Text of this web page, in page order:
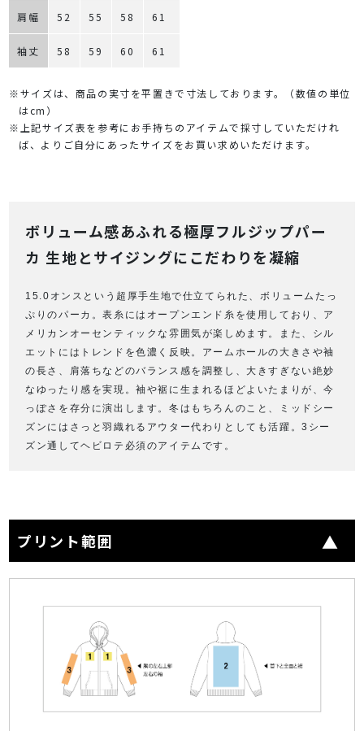
肩幅 52 55 58 61
袖丈 58 59 60 61
※サイズは、商品の実寸を平置きで寸法しております。（数値の単位
はcm）
※上記サイズ表を参考にお手持ちのアイテムで採寸していただけれ
ば、よりご自分にあったサイズをお買い求めいただけます。
ボリューム感あふれる極厚フルジップパー
カ 生地とサイジングにこだわりを凝縮
15.0オンスという超厚手生地で仕立てられた、ボリュームたっ
ぷりのパーカ。表糸にはオープンエンド糸を使用しており、ア
メリカンオーセンティックな雰囲気が楽しめます。また、シル
エットにはトレンドを色濃く反映。アームホールの大きさや袖
の長さ、肩落ちなどのバランス感を調整し、大きすぎない絶妙
なゆったり感を実現。袖や裾に生まれるほどよいたまりが、今
っぽさを存分に演出します。冬はもちろんのこと、ミッドシー
ズンにはさっと羽織れるアウター代わりとしても活躍。3シー
ズン通してヘビロテ必須のアイテムです。
プリント範囲